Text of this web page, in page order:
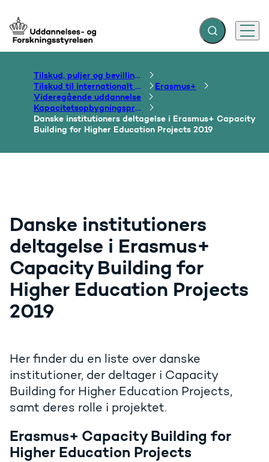
Gå til forsiden Fold søgefelt ud
Menu
Tilskud, puljer og bevillinger
Tilskud til internationalt samarbejde om uddannelse
Erasmus+
Videregående uddannelse
Kapacitetsopbygningsprojekter
Danske institutioners deltagelse i Erasmus+ Capacity
Building for Higher Education Projects 2019
Danske institutioners
deltagelse i Erasmus+
Capacity Building for
Higher Education Projects
2019
Her finder du en liste over danske
institutioner, der deltager i Capacity
Building for Higher Education Projects,
samt deres rolle i projektet.
Erasmus+ Capacity Building for
Higher Education Projects